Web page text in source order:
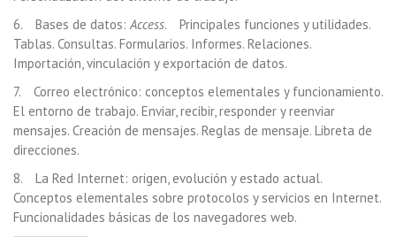
6. Bases de datos: Access. Principales funciones y utilidades.
Tablas. Consultas. Formularios. Informes. Relaciones.
Importación, vinculación y exportación de datos.
7. Correo electrónico: conceptos elementales y funcionamiento.
El entorno de trabajo. Enviar, recibir, responder y reenviar
mensajes. Creación de mensajes. Reglas de mensaje. Libreta de
direcciones.
8. La Red Internet: origen, evolución y estado actual.
Conceptos elementales sobre protocolos y servicios en Internet.
Funcionalidades básicas de los navegadores web.